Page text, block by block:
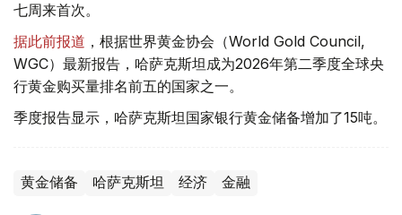
七周来首次。
据此前报道 ，根据世界黄金协会（World Gold Council,
WGC）最新报告，哈萨克斯坦成为2026年第二季度全球央
行黄金购买量排名前五的国家之一。
季度报告显示，哈萨克斯坦国家银行黄金储备增加了15吨。
黄金储备 哈萨克斯坦 经济 金融